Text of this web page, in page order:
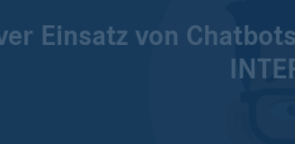
Einsatz von